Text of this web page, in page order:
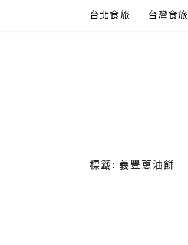
台北食旅 台灣食旅
標籤: 義豐蔥油餅